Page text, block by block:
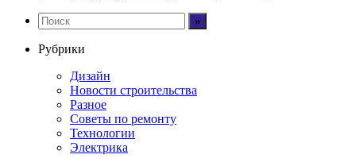
Рубрики
Дизайн
Новости строительства
Разное
Советы по ремонту
Технологии
Электрика